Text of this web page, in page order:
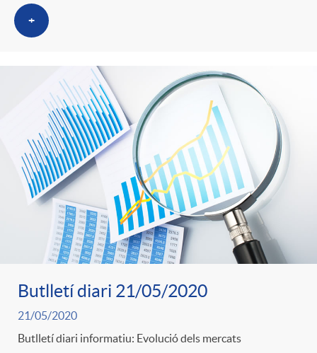
+
Butlletí diari 21/05/2020
21/05/2020
Butlletí diari informatiu: Evolució dels mercats